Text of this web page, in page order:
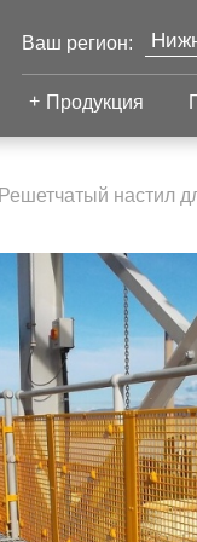
Ваш регион:
Продукция
Настил с
противоскольжением
Настил для стеллажей
Настил для морских
платформ
Решетчатый настил